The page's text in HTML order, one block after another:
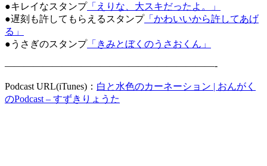
●キレイなスタンプ「えりな、大スキだったよ。」
●遅刻も許してもらえるスタンプ「かわいいから許してあげ
る」
●うさぎのスタンプ「きみとぼくのうさおくん」
——————————————————————-
Podcast URL(iTunes)： 白と水色のカーネーション | おんがく
のPodcast – すずきりょうた